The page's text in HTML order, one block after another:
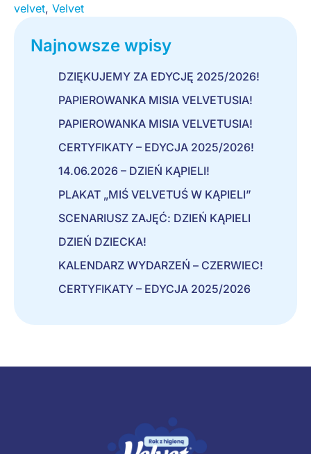
velvet, Velvet
Najnowsze wpisy
DZIĘKUJEMY ZA EDYCJĘ 2025/2026!
PAPIEROWANKA MISIA VELVETUSIA!
PAPIEROWANKA MISIA VELVETUSIA!
CERTYFIKATY – EDYCJA 2025/2026!
14.06.2026 – DZIEŃ KĄPIELI!
PLAKAT „MIŚ VELVETUŚ W KĄPIELI”
SCENARIUSZ ZAJĘĆ: DZIEŃ KĄPIELI
DZIEŃ DZIECKA!
KALENDARZ WYDARZEŃ – CZERWIEC!
CERTYFIKATY – EDYCJA 2025/2026